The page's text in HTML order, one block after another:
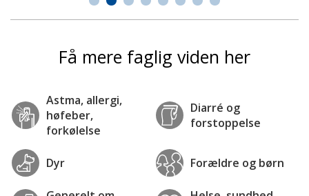
Få mere faglig viden her
Astma, allergi,
høfeber,
forkølelse
Diarré og
forstoppelse
Dyr Forældre og børn